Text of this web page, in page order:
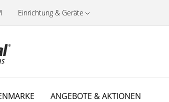
Einrichtung & Geräte
ANGEBOTE & AKTIONEN